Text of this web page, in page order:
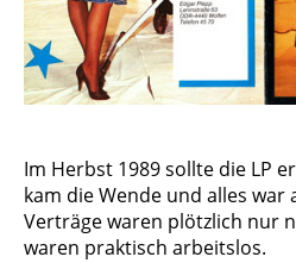
Im Herbst 1989 sollte die LP
kam die Wende und alles war
Verträge waren plötzlich nur
waren praktisch arbeitslos.